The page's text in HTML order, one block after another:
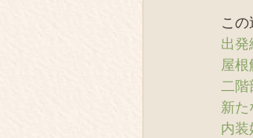
オフグリッ
IT、デジタル
この
出発
屋根
二階
新た
内装